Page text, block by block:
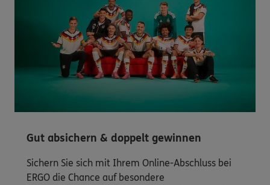
Gut absichern & doppelt gewinnen
Sichern Sie sich mit Ihrem Online-Abschluss bei
ERGO die Chance auf besondere